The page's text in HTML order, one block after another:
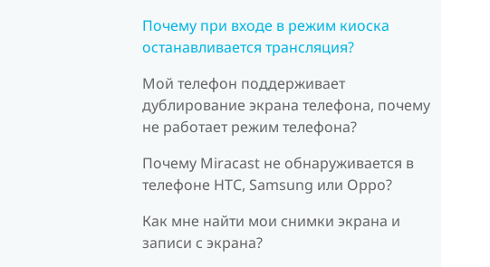
Почему при входе в режим киоска
останавливается трансляция?
Мой телефон поддерживает
дублирование экрана телефона, почему
не работает режим телефона?
Почему Miracast не обнаруживается в
телефоне HTC, Samsung или Oppo?
Как мне найти мои снимки экрана и
записи с экрана?